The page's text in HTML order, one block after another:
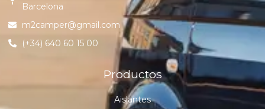
Barcelona
m2camper@gmail.com
(+34) 640 60 15 00
Productos
Aislantes